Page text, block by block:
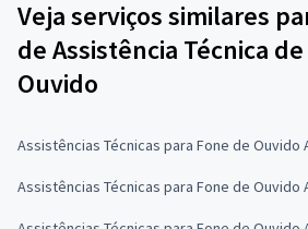
Veja serviços similares
de Assistência Técnica
Ouvido
Assistências Técnicas para Fone de Ouvido
Assistências Técnicas para Fone de Ouvido